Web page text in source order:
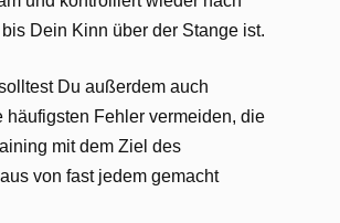
Dein Kinn über der Stange ist.
Du außerdem auch
häufigsten Fehler vermeiden, die
mit dem Ziel des
von fast jedem gemacht